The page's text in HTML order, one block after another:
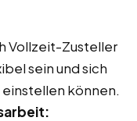
Vollzeit-Zusteller
sein und sich
können.